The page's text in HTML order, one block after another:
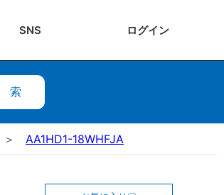
SNS ログイン
検索
AA1HD1-18WHFJA